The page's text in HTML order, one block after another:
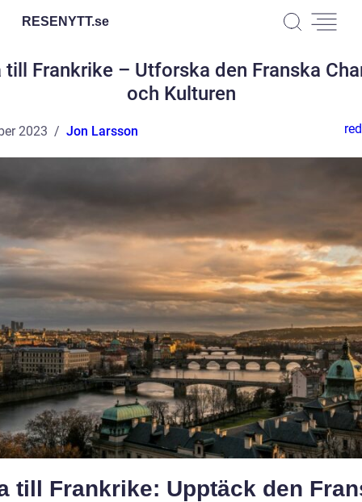
RESENYTT.se
till Frankrike – Utforska den Franska
och Kulturen
2023 Jon Larsson
till Frankrike: Upptäck den